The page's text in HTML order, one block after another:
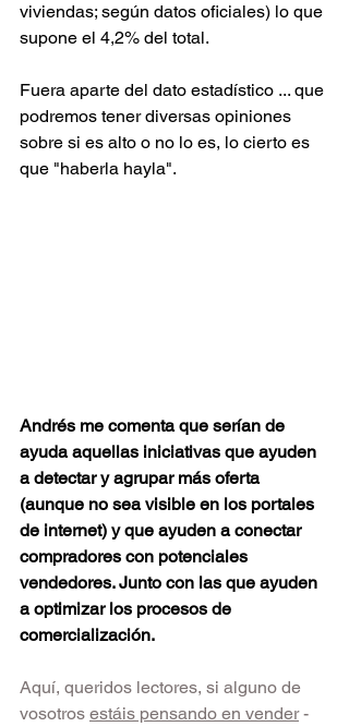
viviendas; según datos oficiales) lo que
supone el 4,2% del total.
Fuera aparte del dato estadístico ... que
podremos tener diversas opiniones
sobre si es alto o no lo es, lo cierto es
que "haberla hayla".
Andrés me comenta que serían de
ayuda aquellas iniciativas que ayuden
a detectar y agrupar más oferta
(aunque no sea visible en los portales
de internet) y que ayuden a conectar
compradores con potenciales
vendedores. Junto con las que ayuden
a optimizar los procesos de
comercialización.
Aquí, queridos lectores, si alguno de
vosotros estáis pensando en vender -